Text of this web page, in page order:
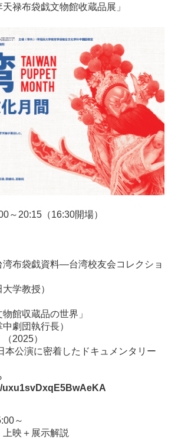
天禄布袋戯文物館收蔵品展」
～20:15（16:30開場）
湾布袋戯資料―台湾校友会コレクショ
学教授）
物館収蔵品の世界」
劇団執行長）
2025）
本公演に密着したドキュメンタリー
uxu1svDxqE5BwAeKA
～
映＋展示解説